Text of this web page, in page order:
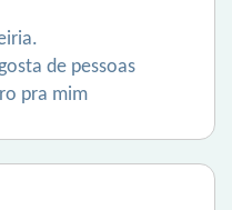
de pessoas
pra mim